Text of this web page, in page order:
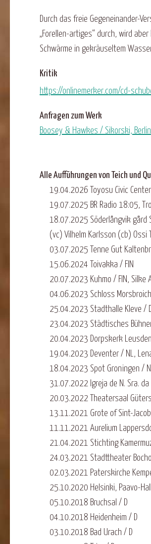
Durch das freie Gegeneinander-
„Forellen-artiges“ durch, wird
Schwärme in gekräuseltem
Kritik
https://onlinemerker.com/cd-
Anfragen zum Werk
Boosey & Hawkes / Sikorski, Berlin
Alle Aufführungen von Teich und
19.04.2026 Toyosu Civic
19.07.2025 BR Radio 18:05,
18.07.2025 Söderlångvik gård
(vc) Vilhelm Karlsson (cb) Ossi
03.07.2025 Tenne Gut
15.06.2024 Toivakka / FIN
20.07.2023 Kuhmo / FIN, Silke
04.06.2023 Schloss
25.04.2023 Stadthalle Kleve /
23.04.2023 Städtisches
20.04.2023 Dorpskerk
19.04.2023 Deventer / NL,
18.04.2023 Spot Groningen /
31.07.2022 Igreja de N. Sra.
20.03.2022 Theatersaal
13.11.2021 Grote of Sint-
11.11.2021 Aurelium
21.04.2021 Stichting
24.03.2021 Stadttheater
02.03.2021 Paterskirche
25.10.2020 Helsinki, Paavo-
05.10.2018 Bruchsal / D
04.10.2018 Heidenheim / D
03.10.2018 Bad Urach / D